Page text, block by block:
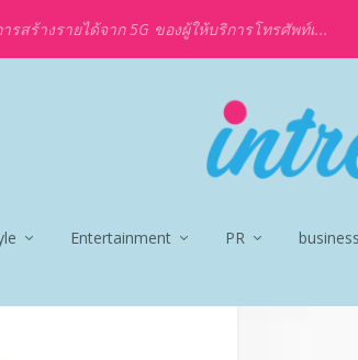
รสร้างรายได้จาก 5G ของผู้ให้บริการโทรศัพท์เ...
Entertainment PR business